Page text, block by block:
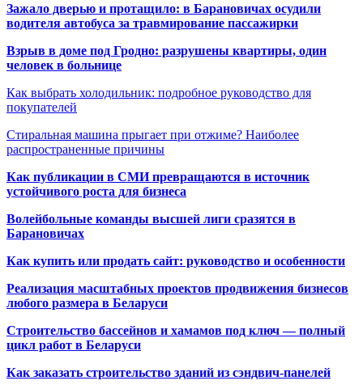
Зажало дверью и протащило: в Барановичах осудили
водителя автобуса за травмирование пассажирки
Взрыв в доме под Гродно: разрушены квартиры, один
человек в больнице
Как выбрать холодильник: подробное руководство для
покупателей
Стиральная машина прыгает при отжиме? Наиболее
распространенные причины
Как публикации в СМИ превращаются в источник
устойчивого роста для бизнеса
Волейбольные команды высшей лиги сразятся в
Барановичах
Как купить или продать сайт: руководство и особенности
Реализация масштабных проектов продвижения бизнесов
любого размера в Беларуси
Строительство бассейнов и хамамов под ключ — полный
цикл работ в Беларуси
Как заказать строительство зданий из сэндвич-панелей